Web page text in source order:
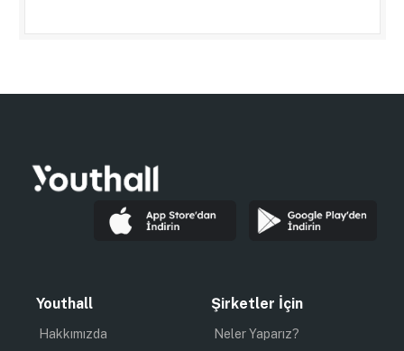
Youthall
Hakkımızda
Şirketler İçin
Neler Yaparız?